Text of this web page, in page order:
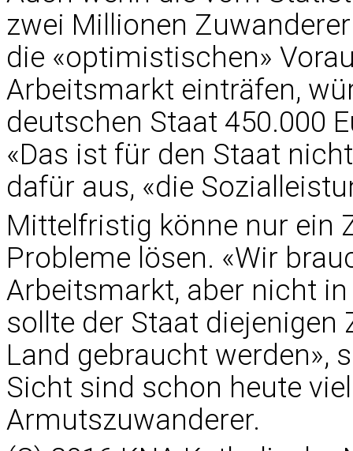
zwei Millionen
die «optimistischen»
Arbeitsmarkt einträfen,
deutschen Staat 450.000
«Das ist für den Staat
dafür aus, «die
Mittelfristig könne nur ein
Probleme lösen. «Wir
Arbeitsmarkt, aber nicht
sollte der Staat
Land gebraucht werden»,
Sicht sind schon heute
Armutszuwanderer.